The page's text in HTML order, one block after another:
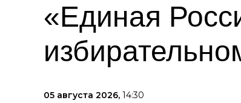
«Единая
05 августа 2026, 14:30